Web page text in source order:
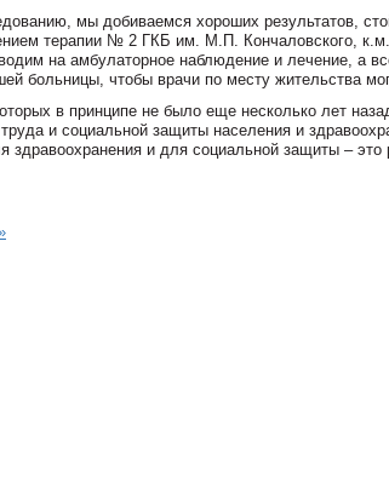
мы добиваемся хороших результатов,
терапии № 2 ГКБ им. М.П. Кончаловского,
на амбулаторное наблюдение и лечение, а
больницы, чтобы врачи по месту жительства
в принципе не было еще несколько лет
и социальной защиты населения и
и для социальной защиты – это